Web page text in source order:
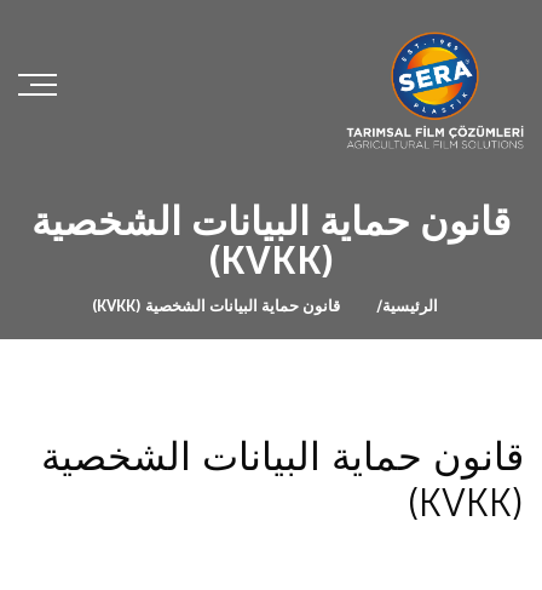
قانون حماية البيانات الشخصية
(KVKK)
الرئيسية قانون حماية البيانات الشخصية (KVKK)
قانون حماية البيانات الشخصية
(KVKK)